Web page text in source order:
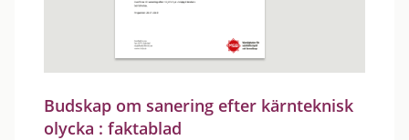
Budskap om sanering efter kärnteknisk
olycka : faktablad